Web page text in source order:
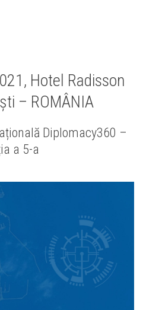
Hotel Radisson
– ROMÂNIA
Diplomacy360 –
a 5-a